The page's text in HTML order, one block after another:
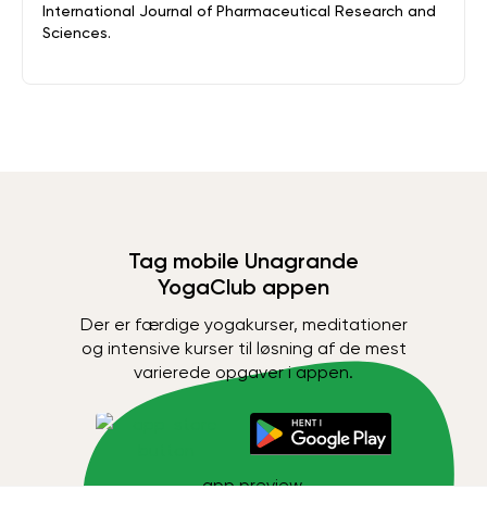
International Journal of Pharmaceutical Research and
Sciences.
Tag mobile Unagrande
YogaClub appen
Der er færdige yogakurser, meditationer
og intensive kurser til løsning af de mest
varierede opgaver i appen.